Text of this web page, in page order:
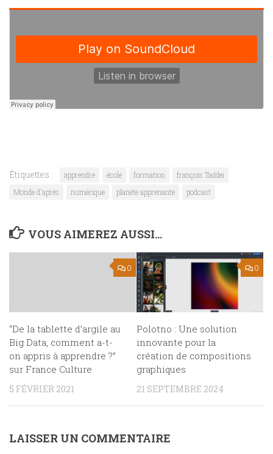
Étiquettes : apprendre école formation
françois Taddei
Monde d'après
numérique planète apprenante podcast
VOUS AIMEREZ AUSSI...
0
“De la tablette d’argile au
Big Data, comment a-t-
on appris à apprendre ?”
sur France Culture
5 FÉVRIER 2021
0
Polotno : Une solution
innovante pour la
création de compositions
graphiques
21 SEPTEMBRE 2024
LAISSER UN COMMENTAIRE